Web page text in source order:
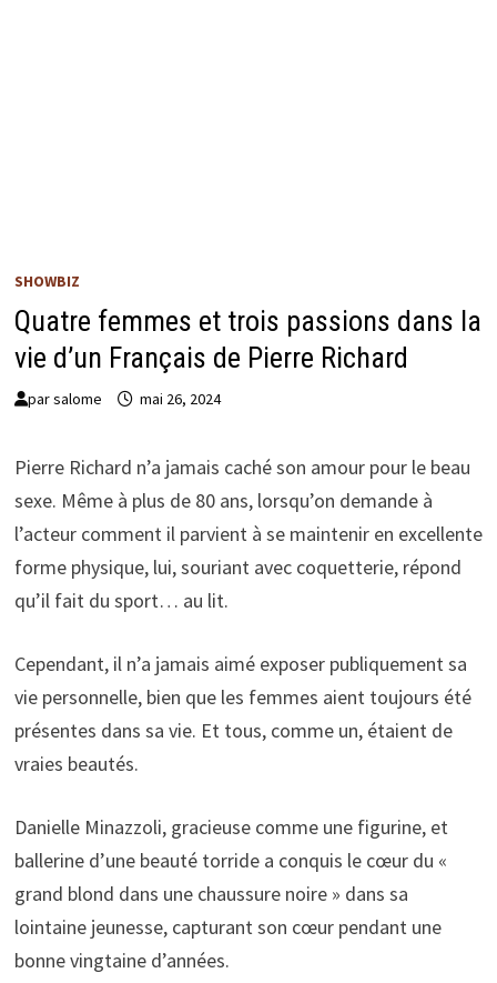
SHOWBIZ
Quatre femmes et trois passions dans la
vie d’un Français de Pierre Richard
parsalome mai 26, 2024
Pierre Richard n’a jamais caché son amour pour le beau
sexe. Même à plus de 80 ans, lorsqu’on demande à
l’acteur comment il parvient à se maintenir en excellente
forme physique, lui, souriant avec coquetterie, répond
qu’il fait du sport… au lit.
Cependant, il n’a jamais aimé exposer publiquement sa
vie personnelle, bien que les femmes aient toujours été
présentes dans sa vie. Et tous, comme un, étaient de
vraies beautés.
Danielle Minazzoli, gracieuse comme une figurine, et
ballerine d’une beauté torride a conquis le cœur du «
grand blond dans une chaussure noire » dans sa
lointaine jeunesse, capturant son cœur pendant une
bonne vingtaine d’années.